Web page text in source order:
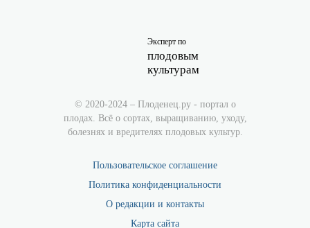
Эксперт по
плодовым
культурам
© 2020-2024 – Плоденец.ру - портал о
плодах. Всё о сортах, выращиванию, уходу,
болезнях и вредителях плодовых культур.
Пользовательское соглашение
Политика конфиденциальности
О редакции и контакты
Карта сайта